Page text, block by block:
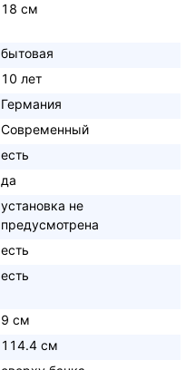
18 см
бытовая
10 лет
Германия
Современный
есть
да
установка не
предусмотрена
есть
есть
9 см
114.4 см